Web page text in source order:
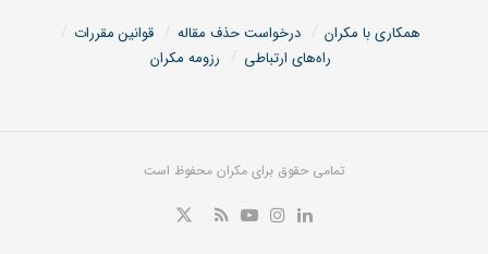
همکاری با مکران درخواست حذف مقاله
قوانین مقررات
راه‌های ارتباطی
رزومه مکران
تمامی حقوق برای مکران محفوظ است